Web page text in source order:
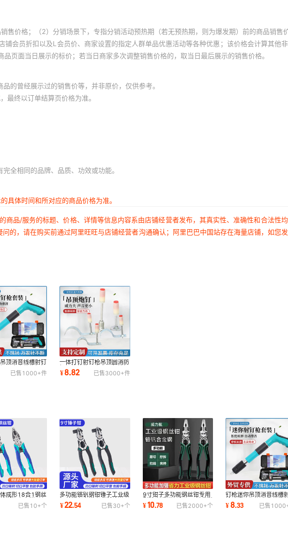
售价格；（2）分销场景下，专指分销活动预热期（若无预热期，则为爆发期）前的商品销售
会员折扣以及L会员价、商家设置的指定人群单品优惠活动等各种优惠；该价格会计算其他
页面当日展示的标价；若当日商家多次调整销售价格的，取当日最后展示的销售价格。
的曾经展示过的销售价等，并非原价，仅供参考。
最终以订单结算页价格为准。
全相同的品牌、品质、功效或功能。
具体时间和所对应的商品价格为准。
品/服务的标题、价格、详情等信息内容系由店铺经营者发布，其真实性、准确性和合法性
的，请在购买前通过阿里旺旺与店铺经营者沟通确认；阿里巴巴中国站存在海量店铺，如您
顶消音线槽射钉
器水电装修打钉
已售 1000+件
一体打钉射钉枪吊顶圆消防
钉钉枪装修固定家用气排钉
钢钉枪气钉枪
¥8.82 已售3000+件
成形18合1钢丝
断钉老虎钳9寸
钳
已售 10+个
多功能铬钒钢钳锤子工业级
钢丝钳老虎钳省力断线钳子
五金工具批发
¥22.54 已售30+个
9寸钳子多功能钢丝钳专用
剥线尖嘴钳五金工具斜嘴钳
批发高硬度
¥10.78 已售2000+个
钉枪迷你吊顶消音线槽
枪一体固钉器水电装修
静音气钉枪
¥8.33 已售